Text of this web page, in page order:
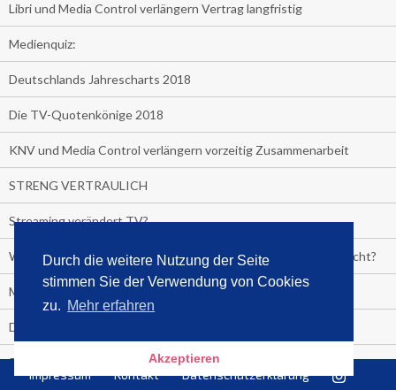
Durch die weitere Nutzung der Seite
stimmen Sie der Verwendung von Cookies
zu. Mehr erfahren
Akzeptieren
Libri und Media Control verlängern Vertrag langfristig
Medienquiz:
Deutschlands Jahrescharts 2018
Die TV-Quotenkönige 2018
KNV und Media Control verlängern vorzeitig Zusammenarbeit
STRENG VERTRAULICH
Streaming verändert TV?
Welcher TV-Sender hat seine Marktanteile seit 2013 vervierfacht?
Michelle for President!
Das gruseligste Buch aller Zeiten
Promi-Biografien
Impressum
Kontakt Datenschutzerklärung